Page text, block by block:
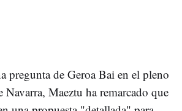
pregunta de Geroa Bai en el pleno
Navarra, Maeztu ha remarcado que